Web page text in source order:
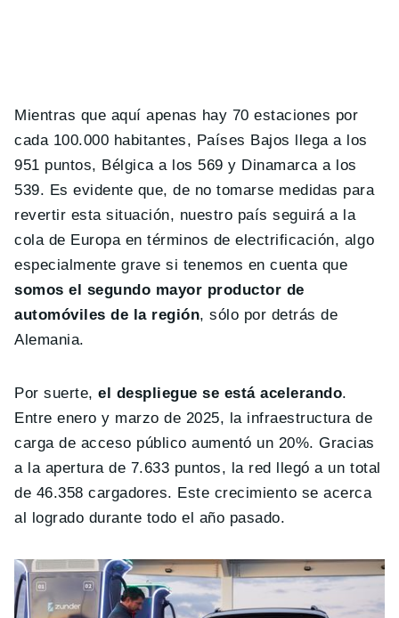
Mientras que aquí apenas hay 70 estaciones por
cada 100.000 habitantes, Países Bajos llega a los
951 puntos, Bélgica a los 569 y Dinamarca a los
539. Es evidente que, de no tomarse medidas para
revertir esta situación, nuestro país seguirá a la
cola de Europa en términos de electrificación, algo
especialmente grave si tenemos en cuenta que
somos el segundo mayor productor de
automóviles de la región, sólo por detrás de
Alemania.
Por suerte,el despliegue se está acelerando.
Entre enero y marzo de 2025, la infraestructura de
carga de acceso público aumentó un 20%. Gracias
a la apertura de 7.633 puntos, la red llegó a un total
de 46.358 cargadores. Este crecimiento se acerca
al logrado durante todo el año pasado.